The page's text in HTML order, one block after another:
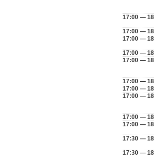
17:00 —
17:00 —
17:00 —
17:00 —
17:00 —
17:00 —
17:00 —
17:00 —
17:00 —
17:00 —
17:30 —
17:30 —